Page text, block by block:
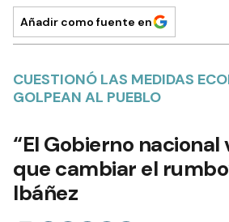
Añadir como fuente en
CUESTIONÓ LAS MEDIDAS
GOLPEAN AL PUEBLO
“El Gobierno nacional
que cambiar el
Ibáñez